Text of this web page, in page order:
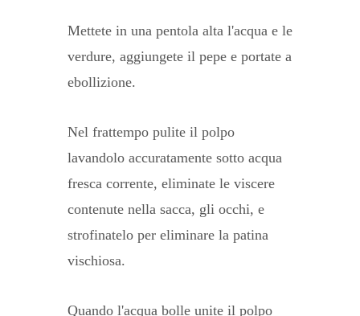
Mettete in una pentola alta l'acqua e le
verdure, aggiungete il pepe e portate a
ebollizione.
Nel frattempo pulite il polpo
lavandolo accuratamente sotto acqua
fresca corrente, eliminate le viscere
contenute nella sacca, gli occhi, e
strofinatelo per eliminare la patina
vischiosa.
Quando l'acqua bolle unite il polpo